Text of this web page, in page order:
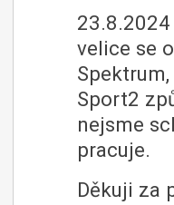
velice se
Sport2
nejsme
pracuje.
Děkuji za